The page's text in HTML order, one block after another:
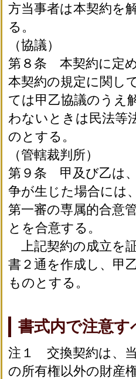
方当事者は本契約を
る。
（協議）
第８条 本契約に定
本契約の規定に関し
ては甲乙協議のうえ
わないときは民法等
のとする。
（管轄裁判所）
第９条 甲及び乙は
争が生じた場合に
第一審の専属的合意
とを合意する。
上記契約の成立を
書２通を作成し、甲
ものとする。
書式内で注意す
注１ 交換契約は、
の所有権以外の財産